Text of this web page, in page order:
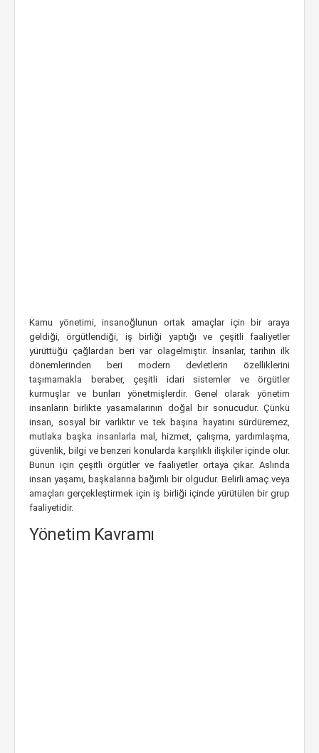
Kamu yönetimi, insanoğlunun ortak amaçlar için bir araya
geldiği, örgütlendiği, iş birliği yaptığı ve çeşitli faaliyetler
yürüttüğü çağlardan beri var olagelmiştir. İnsanlar, tarihin ilk
dönemlerinden beri modern devletlerin özelliklerini
taşımamakla beraber, çeşitli idari sistemler ve örgütler
kurmuşlar ve bunları yönetmişlerdir. Genel olarak yönetim
insanların birlikte yasamalarının doğal bir sonucudur. Çünkü
insan, sosyal bir varlıktır ve tek başına hayatını sürdüremez,
mutlaka başka insanlarla mal, hizmet, çalışma, yardımlaşma,
güvenlik, bilgi ve benzeri konularda karşılıklı ilişkiler içinde olur.
Bunun için çeşitli örgütler ve faaliyetler ortaya çıkar. Aslında
insan yaşamı, başkalarına bağımlı bir olgudur. Belirli amaç veya
amaçları gerçekleştirmek için iş birliği içinde yürütülen bir grup
faaliyetidir.
Yönetim Kavramı